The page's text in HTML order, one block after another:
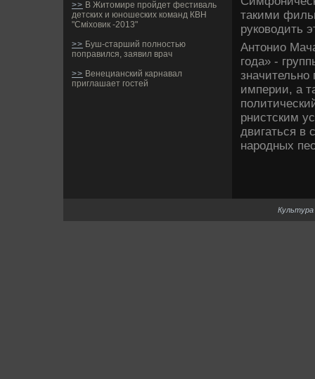
>> В Житомире пройдет фестиваль
детских и юношеских команд КВН
"Сміховик -2013"
>> Буш-старший полностью
поправился, заявил врач
>> Венецианский карнавал
приглашает гостей
такими
руководить
Антонио
года» -
империи, а
рнистским
двигаться в
народных
Культура